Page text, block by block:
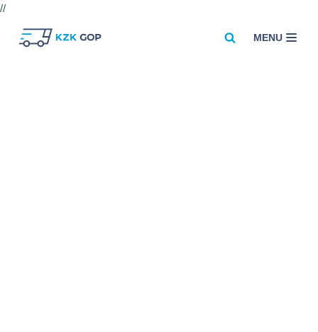
//
MENU